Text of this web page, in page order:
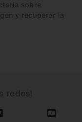
sobre
y recuperar la